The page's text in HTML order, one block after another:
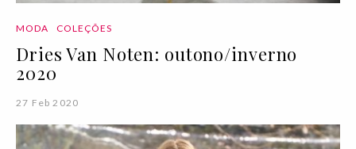
MODA COLEÇÕES
Dries Van Noten: outono/inverno
2020
27 Feb 2020